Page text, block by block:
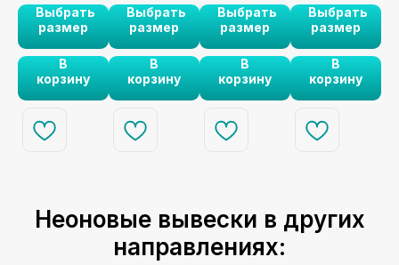
Выбрать
размер
В
корзину
Выбрать
размер
В
корзину
или Магазина
крафтового пива
Выбрать
размер
В
корзину
Выбрать
размер
В
корзину
Неоновые вывески в других
направлениях: